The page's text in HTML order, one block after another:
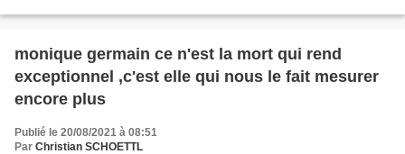
monique germain ce n'est la mort qui rend
exceptionnel ,c'est elle qui nous le fait mesurer
encore plus
Publié le 20/08/2021 à 08:51
Par Christian SCHOETTL